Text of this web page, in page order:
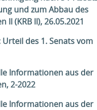
und zum Abbau des
(KRB II), 26.05.2021
des 1. Senats vom
Informationen aus der
2-2022
Informationen aus der